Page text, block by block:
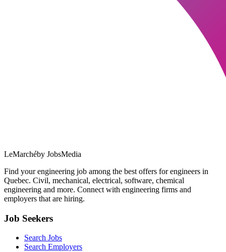
LeMarchéby JobsMedia
Find your engineering job among the best offers for engineers in
Quebec. Civil, mechanical, electrical, software, chemical
engineering and more. Connect with engineering firms and
employers that are hiring.
Job Seekers
Search Jobs
Search Employers